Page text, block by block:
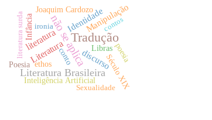
Tradução
não se aplica
Literatura Brasileira
literatura
Literatura
Manipulação
discurso
Identidade
Joaquim Cardozo
conto
Infância
ethos
Libras
Inteligência Artificial
poesia
Século XIX
Poesia
Sexualidade
literatura surda contos
ironia